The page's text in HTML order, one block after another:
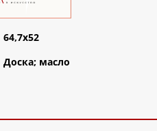
64,7х52
Доска; масло